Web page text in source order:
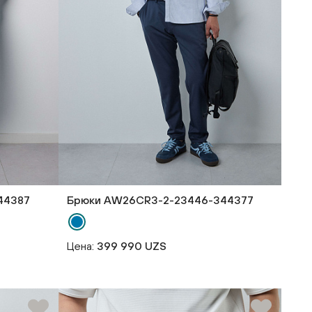
Брюки AW26CR3-2-23446-344377
Цена: 399 990 UZS